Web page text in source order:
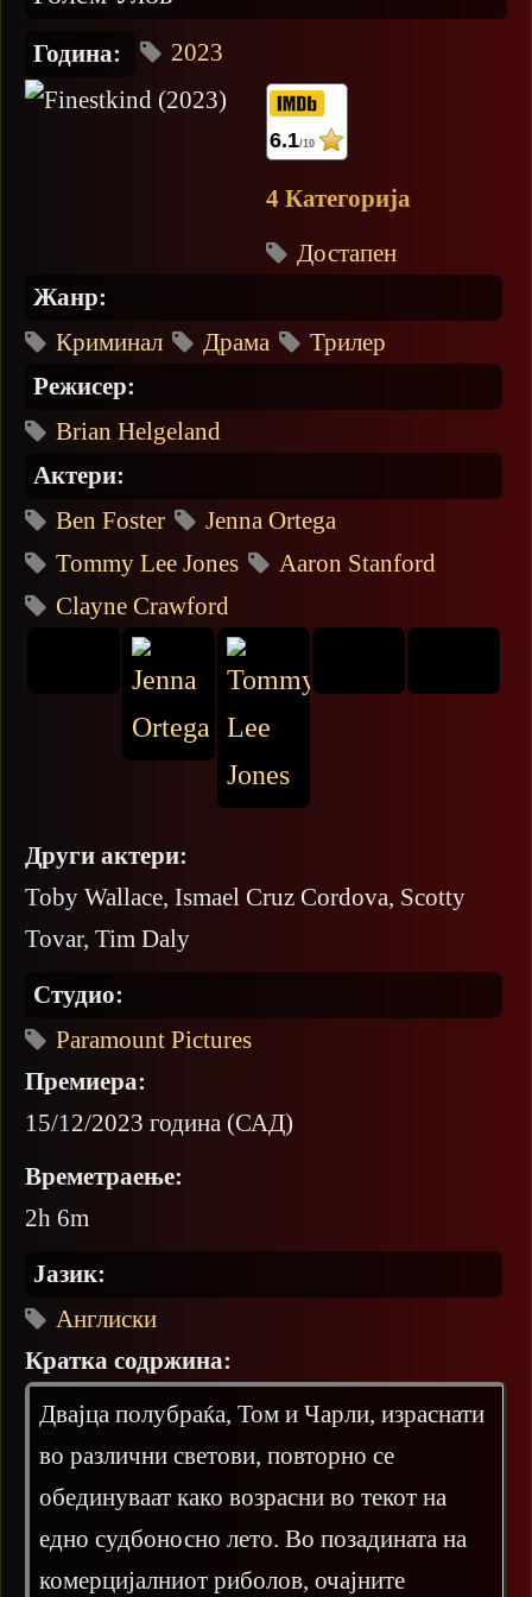
Година: 2023
6.1/10
4 Категорија
Достапен
Жанр:
Криминал
Драма
Трилер
Режисер:
Brian Helgeland
Актери:
Ben Foster
Jenna Ortega
Tommy Lee Jones
Aaron Stanford
Clayne Crawford
Други актери:
Toby Wallace, Ismael Cruz Cordova, Scotty
Tovar, Tim Daly
Студио:
Paramount Pictures
Премиера:
15/12/2023 година (САД)
Времетраење:
2h 6m
Јазик:
Англиски
Кратка содржина:
Двајца полубраќа, Том и Чарли, израснати
во различни светови, повторно се
обединуваат како возрасни во текот на
едно судбоносно лето. Во позадината на
комерцијалниот риболов, очајните